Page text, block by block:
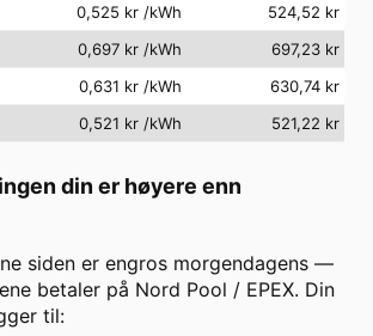
0,525 kr /kWh
524,52 kr
0,697 kr /kWh
697,23 kr
0,631 kr /kWh
630,74 kr
0,521 kr /kWh 521,22 kr
din er høyere enn
siden er engros morgendagens —
betaler på Nord Pool / EPEX. Din
til: